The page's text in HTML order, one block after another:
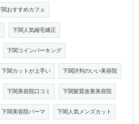
関おすすめカフェ
下関人気縮毛矯正
下関コインパーキング
下関カットが上手い 下関評判のいい美容院
下関美容院口コミ 下関髪質改善美容院
下関美容院パーマ 下関人気メンズカット